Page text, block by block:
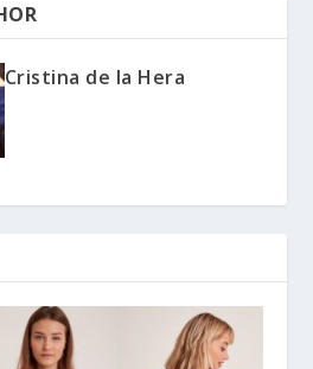
Cristina de la Hera